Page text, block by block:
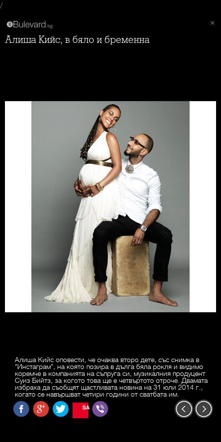
/
Алиша Кийс, в бяло и бременна
Алиша Кийс оповести, че очаква второ дете, със снимка в
"Инстаграм", на която позира в дълга бяла рокля и видимо
коремче в компанията на съпруга си, музикалния продуцент
Суиз Бийтз, за когото това ще е четвъртото отроче. Двамата
избраха да съобщят щастливата новина на 31 юли 2014 г.,
когато се навършват четири години от сватбата им.
SAVE